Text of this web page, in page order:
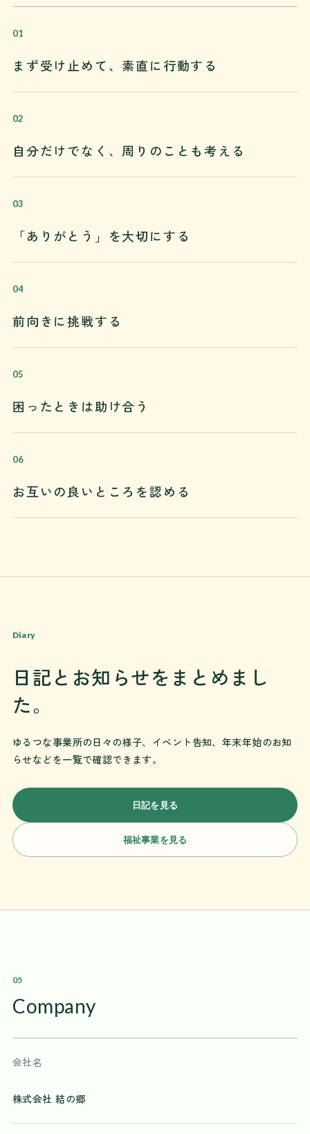
まず受け止めて、素直に行動する
自分だけでなく、周りのことも考える
「ありがとう」を大切にする
前向きに挑戦する
困ったときは助け合う
お互いの良いところを認める
Diary
日記とお知らせをまとめまし
た。
ゆるつな事業所の日々の様子、イベント告知、年末年始のお知
らせなどを一覧で確認できます。
日記を見る
福祉事業を見る
05
Company
会社名
株式会社 結の郷